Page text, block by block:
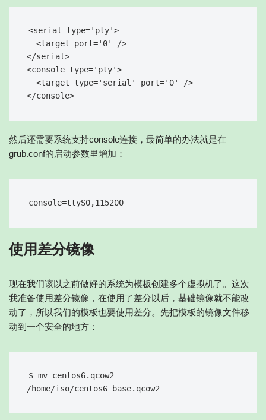
<serial type='pty'>
</serial>
<console type='pty'>
然后还需要系统支持console连接，最简单的办法就是在
grub.conf的启动参数里增加：
使用差分镜像
现在我们该以之前做好的系统为模板创建多个虚拟机了。这次
我准备使用差分镜像，在使用了差分以后，基础镜像就不能改
动了，所以我们的模板也要使用差分。先把模板的镜像文件移
动到一个安全的地方：
$ mv centos6.qcow2